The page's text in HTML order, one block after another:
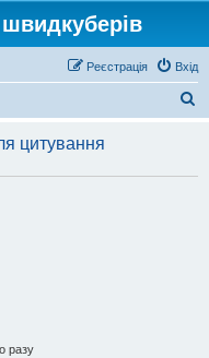
Вхід
Реєстрація
у
цитування
разу